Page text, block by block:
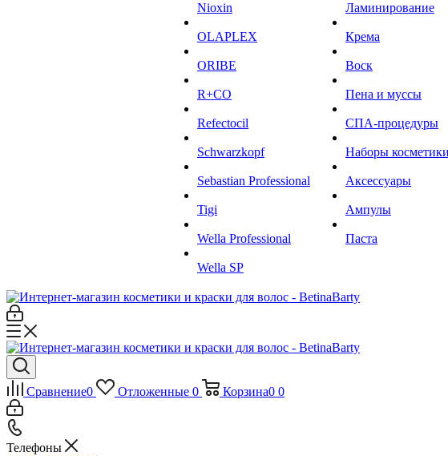
Niохin
OLAPLEX
ORIBE
R+CO
Refectocil
Schwarzkopf
Sebastian Professional
Tigi
Wella Professional
Wella SP
Ламинирование
Крема
Воск
Пена и муссы
СПА-процедуры
Наборы косметики
Аксессуары
Ампулы
Паста
Сравнение0 Отложенные 0 Корзина0 0
Телефоны